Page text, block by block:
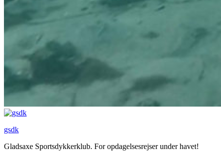
gsdk
Gladsaxe Sportsdykkerklub. For opdagelsesrejser under havet!